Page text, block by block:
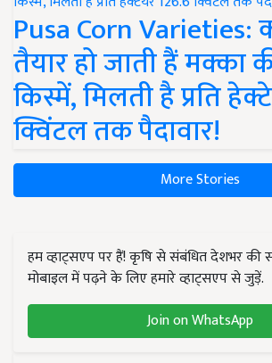
Pusa Corn
तैयार हो जाती हैं मक्का
किस्में, मिलती है प्रति
क्विंटल तक पैदावार!
More Stories
हम व्हाट्सएप पर हैं! कृषि से संबंधित देशभर की
मोबाइल में पढ़ने के लिए हमारे व्हाट्सएप से जुड़ें.
Join on WhatsApp